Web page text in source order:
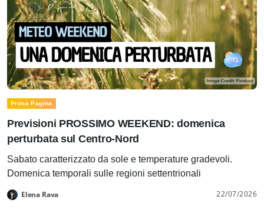
Prima Pagina
Previsioni PROSSIMO WEEKEND: domenica
perturbata sul Centro-Nord
Sabato caratterizzato da sole e temperature gradevoli.
Domenica temporali sulle regioni settentrionali
Elena Rava 22/07/2026